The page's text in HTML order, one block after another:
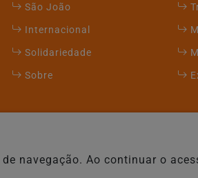
São João
Internacional
Solidariedade
Sobre
navegação. Ao continuar o